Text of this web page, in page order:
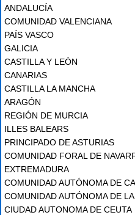
ANDALUCÍA
COMUNIDAD VALENCIANA
PAÍS VASCO
GALICIA
CASTILLA Y LEÓN
CANARIAS
CASTILLA LA MANCHA
ARAGÓN
REGIÓN DE MURCIA
ILLES BALEARS
PRINCIPADO DE ASTURIAS
COMUNIDAD FORAL DE
EXTREMADURA
COMUNIDAD AUTÓNOMA DE
COMUNIDAD AUTÓNOMA DE
CIUDAD AUTONOMA DE CEUTA